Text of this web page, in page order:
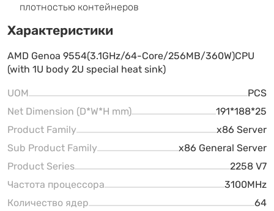
плотностью контейнеров
Характеристики
AMD Genoa 9554(3.1GHz/64-Core/256MB/360W)CPU
(with 1U body 2U special heat sink)
UOM
PCS
Net Dimension (D*W*H mm)
191*188*25
Product Family
x86 Server
Sub Product Family
x86 General Server
Product Series
2258 V7
Частота процессора
3100MHz
Количество ядер
64